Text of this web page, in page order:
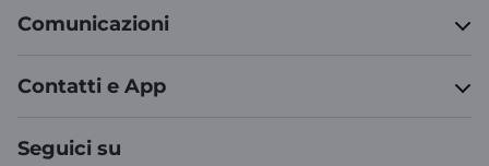
Comunicazioni
Contatti e App
Seguici su